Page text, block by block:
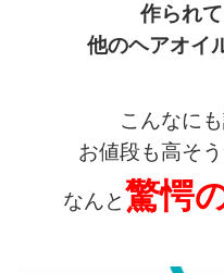
作られ
他のヘアオイ
こんなに
お値段も高そ
なんと驚愕